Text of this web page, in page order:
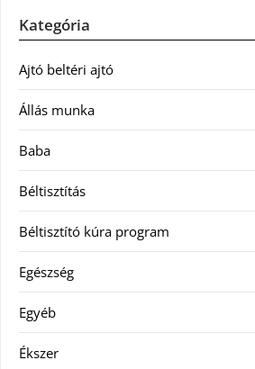
Kategória
Ajtó beltéri ajtó
Állás munka
Baba
Béltisztítás
Béltisztító kúra program
Egészség
Egyéb
Ékszer